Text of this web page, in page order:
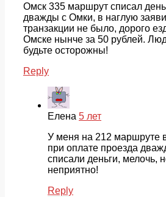
Омск 335 маршрут списал
дважды с Омки, в наглую
транзакции не было, дорого
Омске нынче за 50 рублей.
будьте осторожны!
Reply
Елена 5 лет
У меня на 212 маршруте
при оплате проезда
списали деньги, мелочь,
неприятно!
Reply